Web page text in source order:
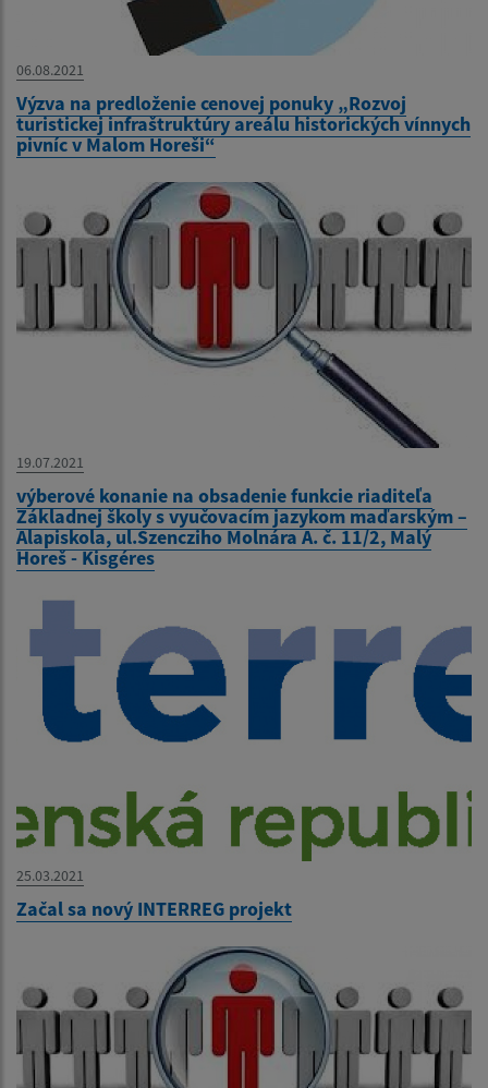
06.08.2021
Výzva na predloženie cenovej ponuky „Rozvoj
turistickej infraštruktúry areálu historických vínnych
pivníc v Malom Horeši“
19.07.2021
výberové konanie na obsadenie funkcie riaditeľa
Základnej školy s vyučovacím jazykom maďarským –
Alapiskola, ul.Szencziho Molnára A. č. 11/2, Malý
Horeš - Kisgéres
25.03.2021
Začal sa nový INTERREG projekt